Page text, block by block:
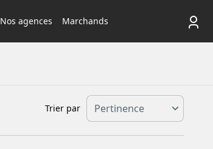
Nos agences Marchands
Trier par